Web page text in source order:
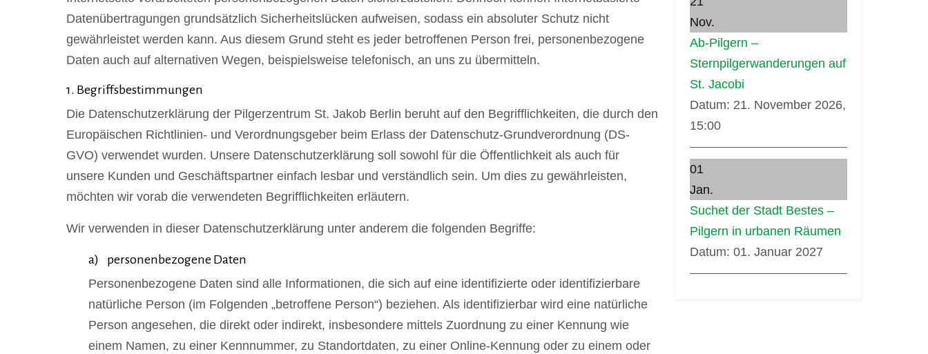
Datenübertragungen grundsätzlich Sicherheitslücken aufweisen, sodass ein absoluter Schutz nicht
gewährleistet werden kann. Aus diesem Grund steht es jeder betroffenen Person frei, personenbezogene
Daten auch auf alternativen Wegen, beispielsweise telefonisch, an uns zu übermitteln.
1. Begriffsbestimmungen
Die Datenschutzerklärung der Pilgerzentrum St. Jakob Berlin beruht auf den Begrifflichkeiten, die durch den
Europäischen Richtlinien- und Verordnungsgeber beim Erlass der Datenschutz-Grundverordnung (DS-
GVO) verwendet wurden. Unsere Datenschutzerklärung soll sowohl für die Öffentlichkeit als auch für
unsere Kunden und Geschäftspartner einfach lesbar und verständlich sein. Um dies zu gewährleisten,
möchten wir vorab die verwendeten Begrifflichkeiten erläutern.
Wir verwenden in dieser Datenschutzerklärung unter anderem die folgenden Begriffe:
a) personenbezogene Daten
Personenbezogene Daten sind alle Informationen, die sich auf eine identifizierte oder identifizierbare
natürliche Person (im Folgenden „betroffene Person“) beziehen. Als identifizierbar wird eine natürliche
Person angesehen, die direkt oder indirekt, insbesondere mittels Zuordnung zu einer Kennung wie
einem Namen, zu einer Kennnummer, zu Standortdaten, zu einer Online-Kennung oder zu einem oder
Nov.
Ab-Pilgern –
Sternpilgerwanderungen auf
St. Jacobi
Datum: 21. November 2026,
15:00
01
Jan.
Suchet der Stadt Bestes –
Pilgern in urbanen Räumen
Datum: 01. Januar 2027